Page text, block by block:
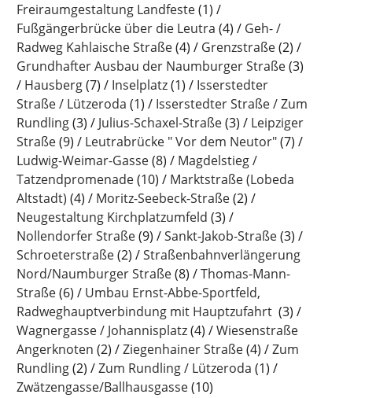
Freiraumgestaltung Landfeste(1)
Fußgängerbrücke über die Leutra (4)
Geh- /
Radweg Kahlaische Straße(4) Grenzstraße(2)
Grundhafter Ausbau der Naumburger Straße(3)
Hausberg(7) Inselplatz(1)
Isserstedter
Straße / Lützeroda (1)
Isserstedter Straße / Zum
Rundling(3) Julius-Schaxel-Straße(3)
Leipziger
Straße(9) Leutrabrücke " Vor dem Neutor"(7)
Ludwig-Weimar-Gasse(8)
Magdelstieg /
Tatzendpromenade(10)
Marktstraße (Lobeda
Altstadt) (4) Moritz-Seebeck-Straße(2)
Neugestaltung Kirchplatzumfeld (3)
Nollendorfer Straße(9) Sankt-Jakob-Straße(3)
Schroeterstraße(2)
Straßenbahnverlängerung
Nord/Naumburger Straße(8)
Thomas-Mann-
Straße(6)
Umbau Ernst-Abbe-Sportfeld,
Radweghauptverbindung mit Hauptzufahrt (3)
Wagnergasse / Johannisplatz(4)
Wiesenstraße
Angerknoten (2) Ziegenhainer Straße(4)
Zum
Rundling(2) Zum Rundling / Lützeroda (1)
Zwätzengasse/Ballhausgasse(10)